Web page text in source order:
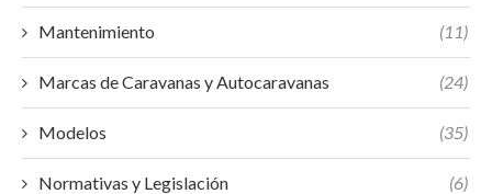
Mantenimiento (11)
Marcas de Caravanas y Autocaravanas (24)
Modelos (35)
Normativas y Legislación (6)